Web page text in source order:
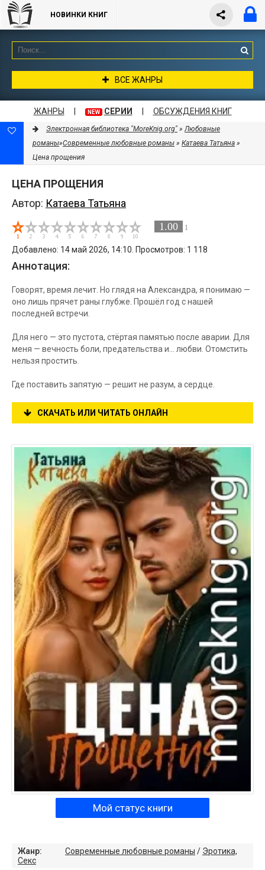
НОВИНКИ КНИГ
ВСЕ ЖАНРЫ
ЖАНРЫ NEW СЕРИИ ОБСУЖДЕНИЯ КНИГ
Электронная библиотека "MoreKnig.org" »Любовные
романы»Современные любовные романы » Катаева Татьяна »
Цена прощения
ЦЕНА ПРОЩЕНИЯ
Автор: Катаева Татьяна
1.00 1
Добавлено: 14 май 2026, 14:10. Просмотров: 1 118
Аннотация:
Говорят, время лечит. Но глядя на Александра, я понимаю —
оно лишь прячет раны глубже. Прошёл год с нашей
последней встречи.
Для него — это пустота, стёртая памятью после аварии. Для
меня — вечность боли, предательства и… любви. Отомстить
нельзя простить.
Где поставить запятую — решит не разум, а сердце.
СКАЧАТЬ ИЛИ ЧИТАТЬ ОНЛАЙН
Мой статус книги
Жанр: Современные любовные романы / Эротика,
Секс